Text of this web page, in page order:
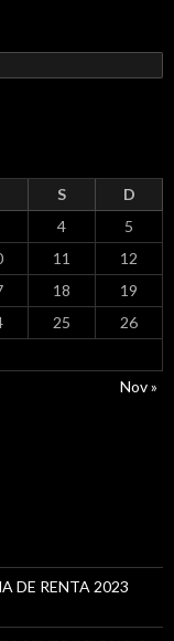
S
D
4
5
11
12
18
19
25
26
Nov »
DE RENTA 2023